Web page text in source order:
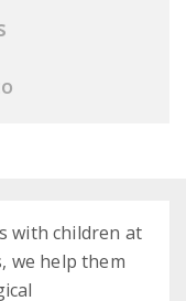
with children at
we help them